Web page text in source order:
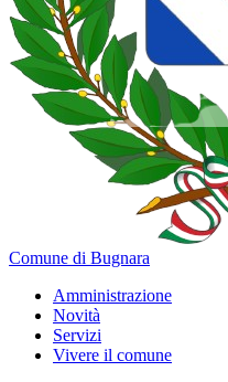
Comune di Bugnara
Amministrazione
Novità
Servizi
Vivere il comune